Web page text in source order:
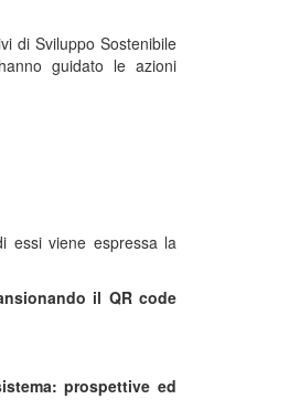
di Sviluppo Sostenibile
guidato le azioni
essi viene espressa la
il QR code
prospettive ed